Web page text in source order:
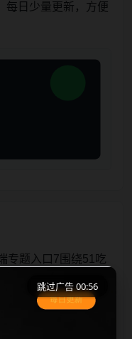
每日少量更新，方便
专题入口7围绕51吃
荐。用户进入页面
跳过广告 00:56